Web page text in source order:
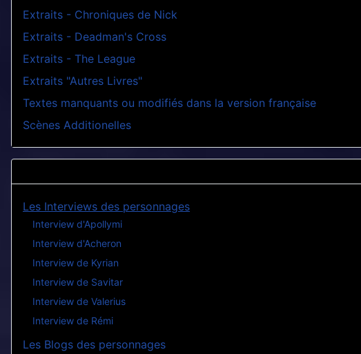
Extraits - Chroniques de Nick
Extraits - Deadman's Cross
Extraits - The League
Extraits "Autres Livres"
Textes manquants ou modifiés dans la version française
Scènes Additionelles
Les Interviews des personnages
Interview d'Apollymi
Interview d'Acheron
Interview de Kyrian
Interview de Savitar
Interview de Valerius
Interview de Rémi
Les Blogs des personnages